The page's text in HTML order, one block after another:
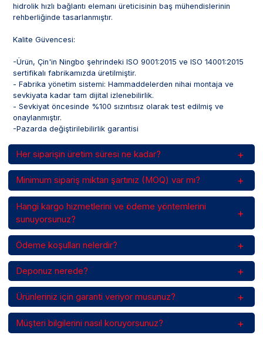
hidrolik hızlı bağlantı elemanı üreticisinin baş mühendislerinin
rehberliğinde tasarlanmıştır.
Kalite Güvencesi:
-Ürün, Çin'in Ningbo şehrindeki ISO 9001:2015 ve ISO 14001:2015
sertifikalı fabrikamızda üretilmiştir.
- Fabrika yönetim sistemi: Hammaddelerden nihai montaja ve
sevkiyata kadar tam dijital izlenebilirlik.
- Sevkiyat öncesinde %100 sızıntısız olarak test edilmiş ve
onaylanmıştır.
-Pazarda değiştirilebilirlik garantisi
Her siparişin üretim süresi ne kadar?
Minimum sipariş miktarı şartınız (MOQ) var mı?
Hangi kargo hizmetlerini ve ödeme yöntemlerini
sunuyorsunuz?
Ödeme koşulları nelerdir?
Deponuz nerede?
Ürünleriniz için garanti veriyor musunuz?
Müşteri bilgilerini nasıl koruyorsunuz?